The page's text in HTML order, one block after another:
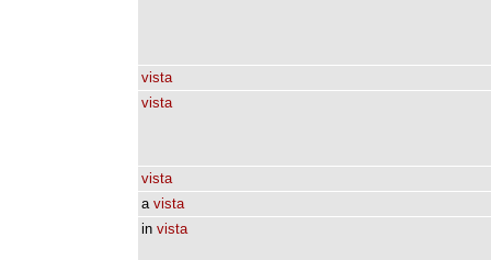
vista
vista
vista
a vista
in vista